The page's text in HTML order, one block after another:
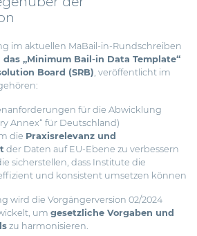
im aktuellen MaBail-in-Rundschreiben
„Minimum Bail-in Data Template“
Board (SRB) , veröffentlicht im
für die Abwicklung
Annex“ für Deutschland)
die Praxisrelevanz und
der Daten auf EU-Ebene zu verbessern
sicherstellen, dass Institute die
und konsistent umsetzen können
wird die Vorgängerversion 02/2024
um gesetzliche Vorgaben und
zu harmonisieren.